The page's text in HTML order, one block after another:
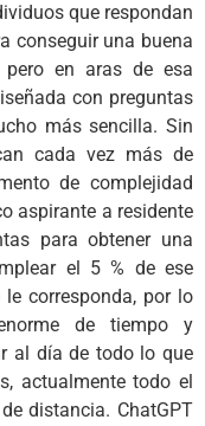
que respondan
conseguir una buena
pero en aras de esa
con preguntas
más sencilla. Sin
cada vez más de
de complejidad
aspirante a residente
para obtener una
el 5 % de ese
corresponda, por lo
de tiempo y
al día de todo lo que
actualmente todo el
distancia. ChatGPT